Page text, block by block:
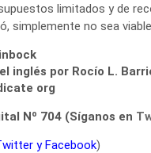
limitados y de
simplemente no sea viable.
inglés por Rocío L.
org
Nº 704 (Síganos en
yFacebook)